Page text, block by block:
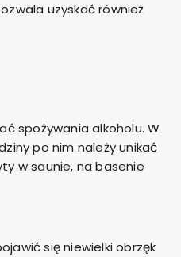
uzyskać również
spożywania alkoholu. W
po nim należy unikać
w saunie, na basenie
się niewielki obrzęk